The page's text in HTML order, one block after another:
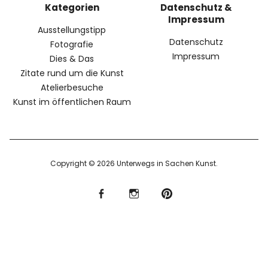
Kategorien
Ausstellungstipp
Fotografie
Dies & Das
Zitate rund um die Kunst
Atelierbesuche
Kunst im öffentlichen Raum
Datenschutz &
Impressum
Datenschutz
Impressum
Copyright © 2026 Unterwegs in Sachen Kunst